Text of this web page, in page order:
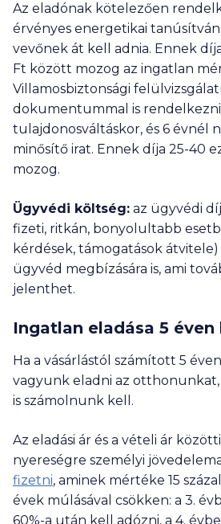
Az eladónak kötelezően
érvényes energetikai
vevőnek át kell adnia. Ennek
Ft között mozog az ingatlan
Villamosbiztonsági
dokumentummal is
tulajdonosváltáskor, és 6 évnél
minősítő irat. Ennek díja 25-40
mozog.
Ügyvédi költség: az ügyvédi
fizeti, ritkán, bonyolultabb
kérdések, támogatások
ügyvéd megbízására is, ami
jelenthet.
Ingatlan eladása 5 éven
Ha a vásárlástól számított 5
vagyunk eladni az otthonunkat,
is számolnunk kell.
Az eladási ár és a vételi ár
nyereségre személyi
fizetni, aminek mértéke 15
évek múlásával csökken: a 3.
60%-a után kell adózni, a 4.